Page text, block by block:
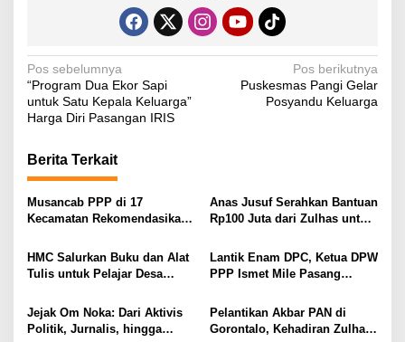
N
a
v
i
g
a
s
i
p
o
s
Pos sebelumnya
“Program Dua Ekor Sapi
untuk Satu Kepala Keluarga”
Harga Diri Pasangan IRIS
Pos berikutnya
Puskesmas Pangi Gelar
Posyandu Keluarga
Berita Terkait
Musancab PPP di 17
Kecamatan Rekomendasikan
Bolango 2031–2035
Anas Jusuf Serahkan Bantuan
Rp100 Juta dari Zulhas untuk
Tanwir UMGO
HMC Salurkan Buku dan Alat
Tulis untuk Pelajar Desa
Pendidikan Investasi Masa
Depan
Lantik Enam DPC, Ketua DPW
PPP Ismet Mile Pasang
Jejak Om Noka: Dari Aktivis
Politik, Jurnalis, hingga
Pelantikan Akbar PAN di
Gorontalo, Kehadiran Zulhas